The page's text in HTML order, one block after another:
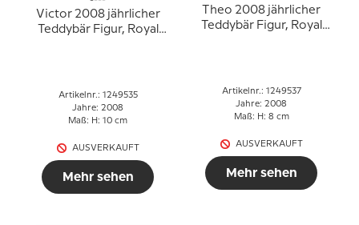
Victor 2008 jährlicher
Teddybär Figur, Royal
Artikelnr.: 1249535
Jahre: 2008
Maß: H: 10 cm
AUSVERKAUFT
Mehr sehen
Theo 2008 jährlicher
Teddybär Figur, Royal
Artikelnr.: 1249537
Jahre: 2008
Maß: H: 8 cm
AUSVERKAUFT
Mehr sehen